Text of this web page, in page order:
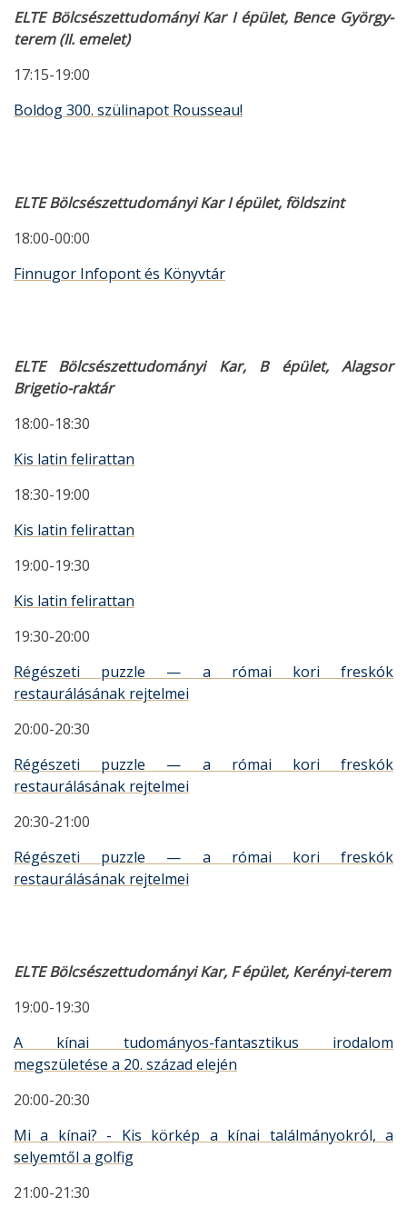
ELTE Bölcsészettudományi Kar I épület, Bence György-
terem (II. emelet)
17:15-19:00
Boldog 300. szülinapot Rousseau!
ELTE Bölcsészettudományi Kar I épület, földszint
18:00-00:00
Finnugor Infopont és Könyvtár
ELTE Bölcsészettudományi Kar, B épület, Alagsor
Brigetio-raktár
18:00-18:30
Kis latin felirattan
18:30-19:00
Kis latin felirattan
19:00-19:30
Kis latin felirattan
19:30-20:00
Régészeti puzzle — a római kori freskók
restaurálásának rejtelmei
20:00-20:30
Régészeti puzzle — a római kori freskók
restaurálásának rejtelmei
20:30-21:00
Régészeti puzzle — a római kori freskók
restaurálásának rejtelmei
ELTE Bölcsészettudományi Kar, F épület, Kerényi-terem
19:00-19:30
A kínai tudományos-fantasztikus irodalom
megszületése a 20. század elején
20:00-20:30
Mi a kínai? - Kis körkép a kínai találmányokról, a
selyemtől a golfig
21:00-21:30